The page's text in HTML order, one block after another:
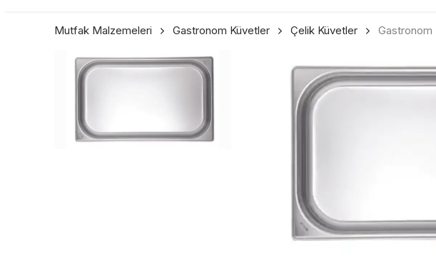
Mutfak Malzemeleri Gastronom Küvetler Çelik Küvetler Gastronom